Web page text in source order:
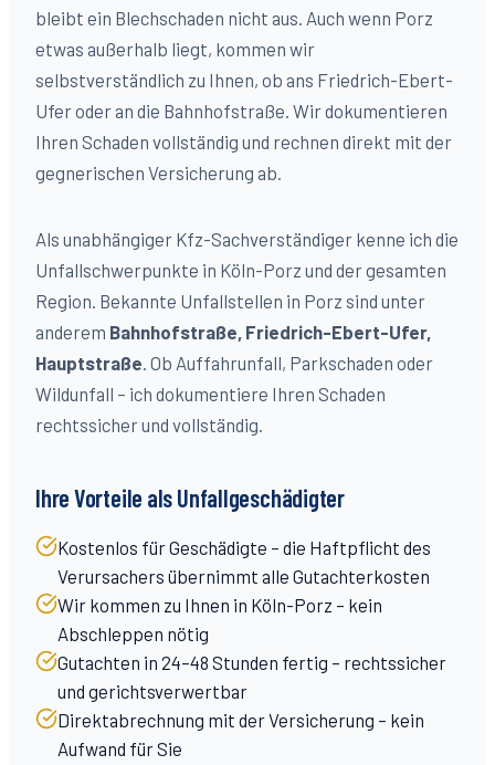
bleibt ein Blechschaden nicht aus. Auch wenn Porz
etwas außerhalb liegt, kommen wir
selbstverständlich zu Ihnen, ob ans Friedrich-Ebert-
Ufer oder an die Bahnhofstraße. Wir dokumentieren
Ihren Schaden vollständig und rechnen direkt mit der
gegnerischen Versicherung ab.
Als unabhängiger Kfz-Sachverständiger kenne ich die
Unfallschwerpunkte in Köln-Porz und der gesamten
Region. Bekannte Unfallstellen in Porz sind unter
anderem Bahnhofstraße, Friedrich-Ebert-Ufer,
Hauptstraße. Ob Auffahrunfall, Parkschaden oder
Wildunfall – ich dokumentiere Ihren Schaden
rechtssicher und vollständig.
Ihre Vorteile als Unfallgeschädigter
Kostenlos für Geschädigte – die Haftpflicht des
Verursachers übernimmt alle Gutachterkosten
Wir kommen zu Ihnen in Köln-Porz – kein
Abschleppen nötig
Gutachten in 24–48 Stunden fertig – rechtssicher
und gerichtsverwertbar
Direktabrechnung mit der Versicherung – kein
Aufwand für Sie